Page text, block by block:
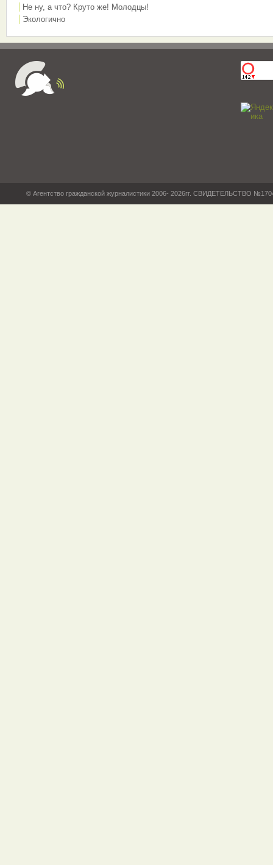
Не ну, а что? Круто же! Молодцы!
Экологично
© Агентство гражданской журналистики 2006- 2026гг. СВИДЕТЕЛЬСТВО